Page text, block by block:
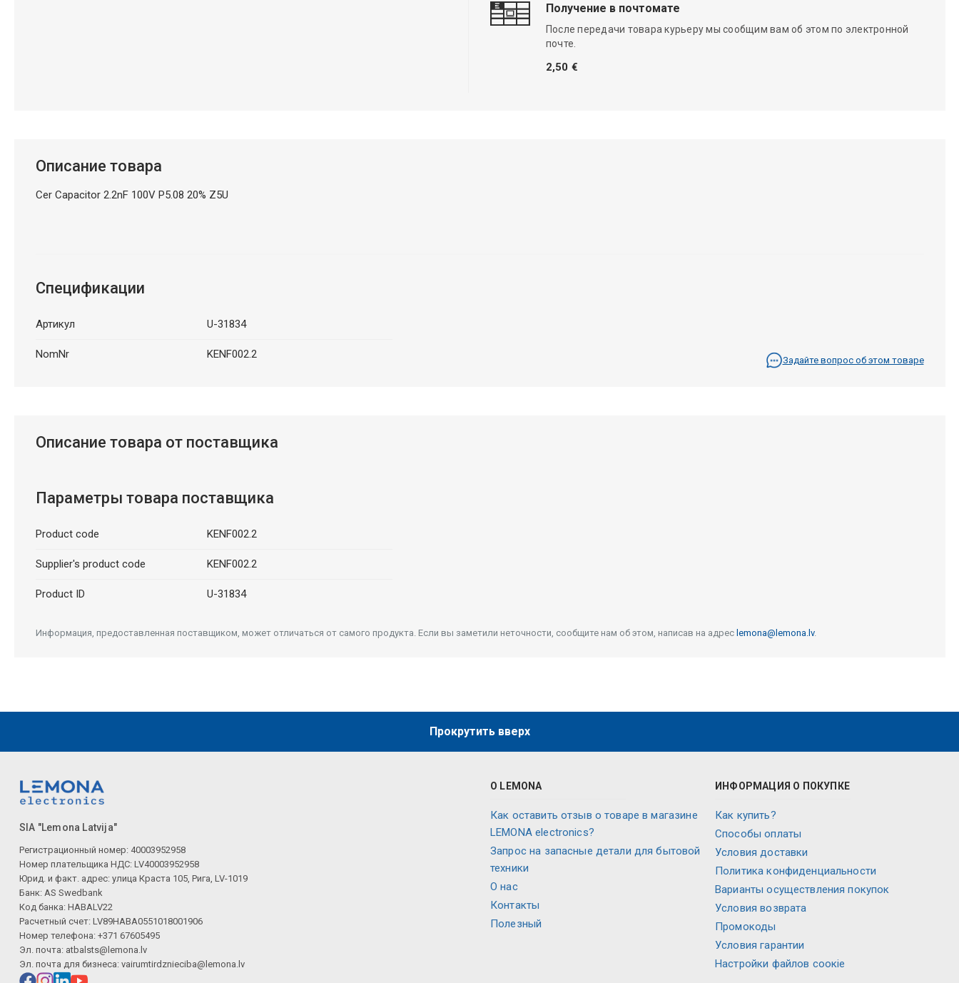
Получение в почтомате
После передачи товара курьеру мы сообщим вам об этом по электронной
почте.
2,50 €
Описание товара
Cer Capacitor 2.2nF 100V P5.08 20% Z5U
Спецификации
Артикул U-31834
NomNr KENF002.2 Задайте вопрос об этом товаре
Описание товара от поставщика
Параметры товара поставщика
Product code KENF002.2
Supplier's product code KENF002.2
Product ID U-31834
Информация, предоставленная поставщиком, может отличаться от самого продукта. Если вы заметили неточности, сообщите нам об этом, написав на адрес lemona@lemona.lv.
Прокрутить вверх
SIA "Lemona Latvija"
Регистрационный номер: 40003952958
Номер плательщика НДС: LV40003952958
Юрид. и факт. адрес: улица Краста 105, Рига, LV-1019
Банк: AS Swedbank
Код банка: HABALV22
Расчетный счет: LV89HABA0551018001906
Номер телефона: +371 67605495
Эл. почта: atbalsts@lemona.lv
Эл. почта для бизнеса: vairumtirdznieciba@lemona.lv
О LEMONA
Как оставить отзыв о товаре в магазине
LEMONA electronics?
Запрос на запасные детали для бытовой
техники
О нас
Контакты
Полезный
ИНФОРМАЦИЯ О ПОКУПКЕ
Как купить?
Способы оплаты
Условия доставки
Политика конфиденциальности
Варианты осуществления покупок
Условия возврата
Промокоды
Условия гарантии
Настройки файлов соокіе